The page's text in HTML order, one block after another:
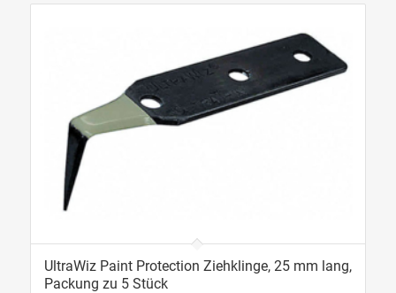
UltraWiz Paint Protection Ziehklinge, 25 mm lang,
Packung zu 5 Stück